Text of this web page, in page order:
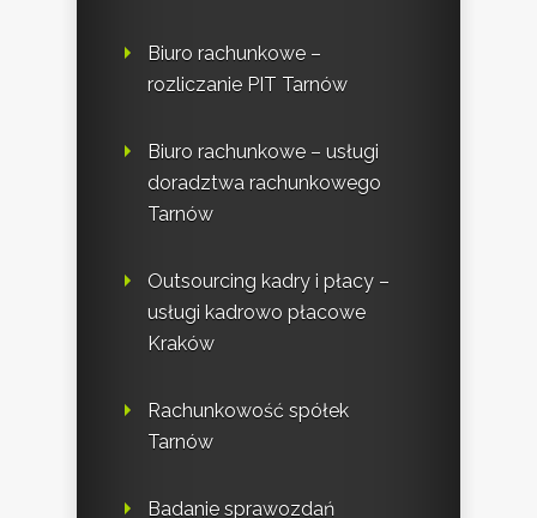
Biuro rachunkowe –
rozliczanie PIT Tarnów
Biuro rachunkowe – usługi
doradztwa rachunkowego
Tarnów
Outsourcing kadry i płacy –
usługi kadrowo płacowe
Kraków
Rachunkowość spółek
Tarnów
Badanie sprawozdań